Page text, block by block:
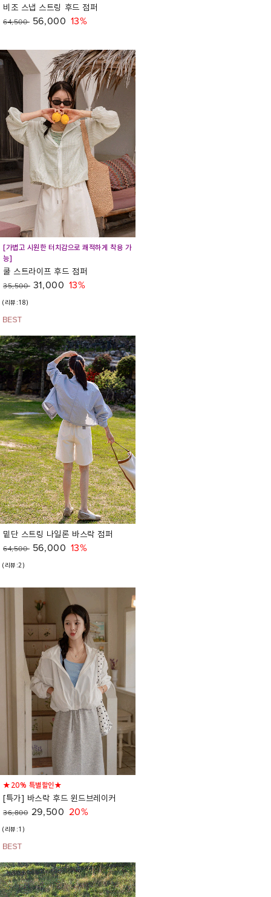
비조 스냅 스트링 후드 점퍼
64,500 56,000 13%
[가볍고 시원한 터치감으로 쾌적하게 착용 가
능]
쿨 스트라이프 후드 점퍼
35,500 31,000 13%
(리뷰:18)
밑단 스트링 나일론 바스락 점퍼
64,500 56,000 13%
(리뷰:2)
★20% 특별할인★
[특가] 바스락 후드 윈드브레이커
36,800 29,500 20%
(리뷰:1)